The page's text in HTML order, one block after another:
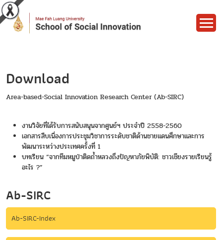
Download
Area-based-Social Innovation Research Center (Ab-SIRC)
งานวิจัยที่ได้รับการสนับสนุนจากศูนย์ฯ ประจำปี 2558-2560
เอกสารสืบเนื่องการประชุมวิชาการระดับชาติด้านชายแดนศึกษาและการ
พัฒนาระหว่างประเทศครั้งที่ 1
บทเรียน “จากทีมหมูป่าติดถ้ำหลวงถึงปัญหาภัยพิบัติ: ชาวเชียงรายเรียนรู้
อะไร ?”
Ab-SIRC
Ab-SIRC-Index